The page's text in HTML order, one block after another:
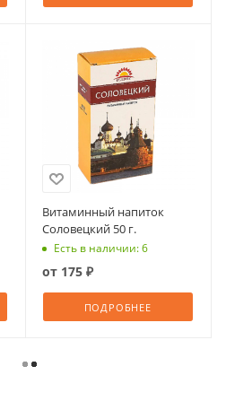
Витаминный напиток
Соловецкий 50 г.
Есть в наличии: 6
от 175 ₽
ПОДРОБНЕЕ